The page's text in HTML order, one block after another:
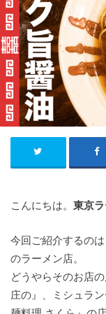
こんにちは。 東京
今回ご紹介するの
のラーメン店。
どうやらそのお店
庄の』、ミシュラ